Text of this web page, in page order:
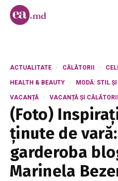
ACTUALITATE CĂLĂTORII
HEALTH & BEAUTY MODĂ: STIL
VACANȚĂ VACANȚĂ ȘI CĂLĂTORII
(Foto)
ținute de
garderoba
Marinela